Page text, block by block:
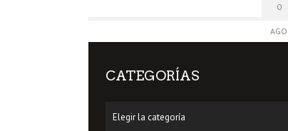
0
AGO
CATEGORÍAS